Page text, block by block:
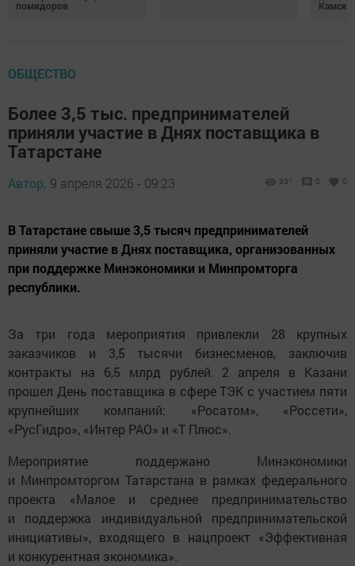
помидоров
ОБЩЕСТВО
Более 3,5 тыс. предпринимателей
приняли участие в Днях поставщика в
Татарстане
Автор, 9 апреля 2026 - 09:23 331 0 0
В Татарстане свыше 3,5 тысяч предпринимателей
приняли участие в Днях поставщика, организованных
при поддержке Минэкономики и Минпромторга
республики.
За три года мероприятия привлекли 28 крупных
заказчиков и 3,5 тысячи бизнесменов, заключив
контракты на 6,5 млрд рублей. 2 апреля в Казани
прошел День поставщика в сфере ТЭК с участием пяти
крупнейших компаний: «Росатом», «Россети»,
«РусГидро», «Интер РАО» и «Т Плюс».
Мероприятие поддержано Минэкономики
и Минпромторгом Татарстана в рамках федерального
проекта «Малое и среднее предпринимательство
и поддержка индивидуальной предпринимательской
инициативы», входящего в нацпроект «Эффективная
и конкурентная экономика».